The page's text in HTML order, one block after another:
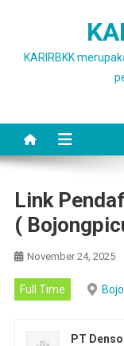
KARIRBKK
Link
(
November 24, 2025
Full Time
PT